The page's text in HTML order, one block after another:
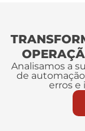
Analisamos a
de
erros e